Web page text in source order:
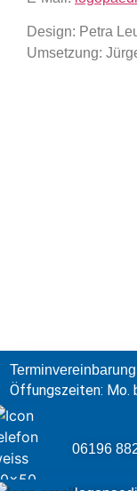
Design: Petra
Umsetzung:
Öffungszeiten: Mo.
06196